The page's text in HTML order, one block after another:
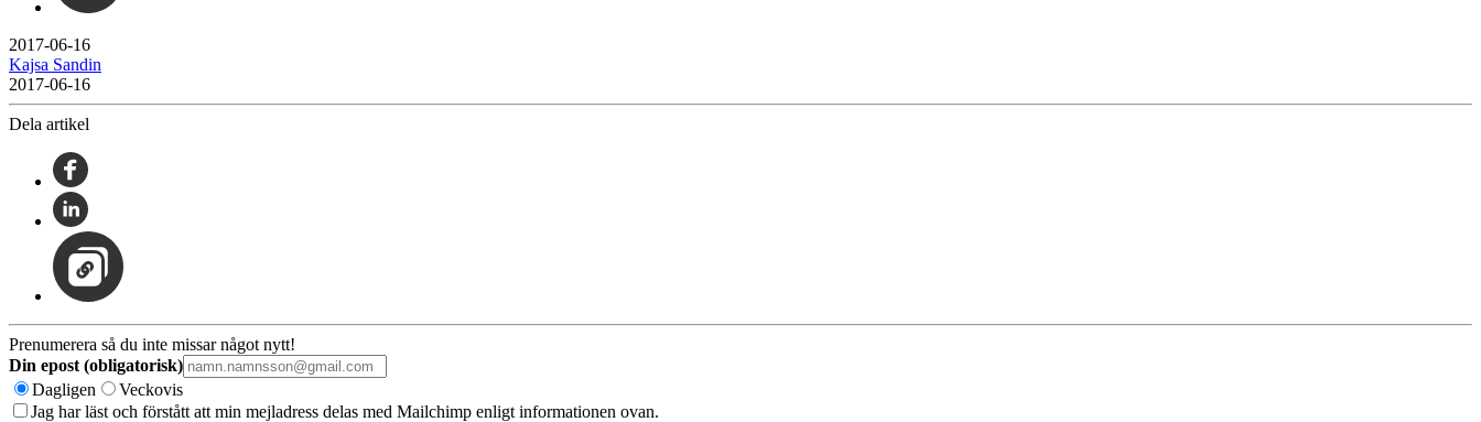
2017-06-16
Kajsa Sandin
2017-06-16
Dela artikel
Prenumerera så du inte missar något nytt!
Din epost (obligatorisk)
Dagligen
Veckovis
Jag har läst och förstått att min mejladress delas med Mailchimp enligt informationen ovan.